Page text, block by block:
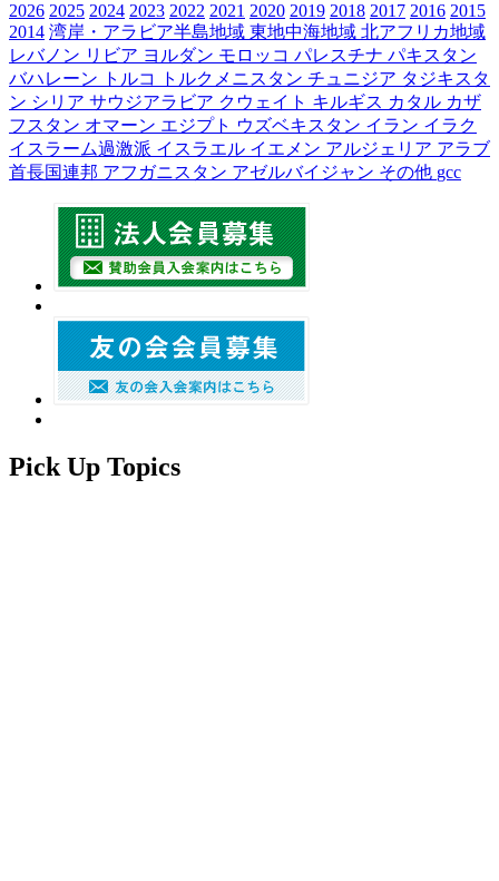
2026 2025 2024 2023 2022 2021 2020 2019 2018 2017 2016 2015
2014 湾岸・アラビア半島地域 東地中海地域 北アフリカ地域
レバノン リビア ヨルダン モロッコ パレスチナ パキスタン
バハレーン
トルコ トルクメニスタン チュニジア タジキスタ
ン シリア サウジアラビア クウェイト キルギス カタル カザ
フスタン オマーン エジプト ウズベキスタン イラン イラク
イスラーム過激派 イスラエル イエメン アルジェリア アラブ
首長国連邦 アフガニスタン アゼルバイジャン その他 gcc
Pick Up Topics